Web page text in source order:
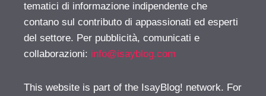
tematici di informazione indipendente che
contano sul contributo di appassionati ed esperti
del settore. Per pubblicità, comunicati e
collaborazioni: info@isayblog.com
This website is part of the IsayBlog! network. For